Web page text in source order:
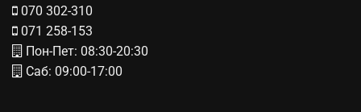
070 302-310
071 258-153
Пон-Пет: 08:30-20:30
Саб: 09:00-17:00